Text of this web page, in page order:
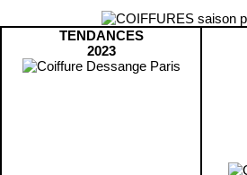
TENDANCES
2023